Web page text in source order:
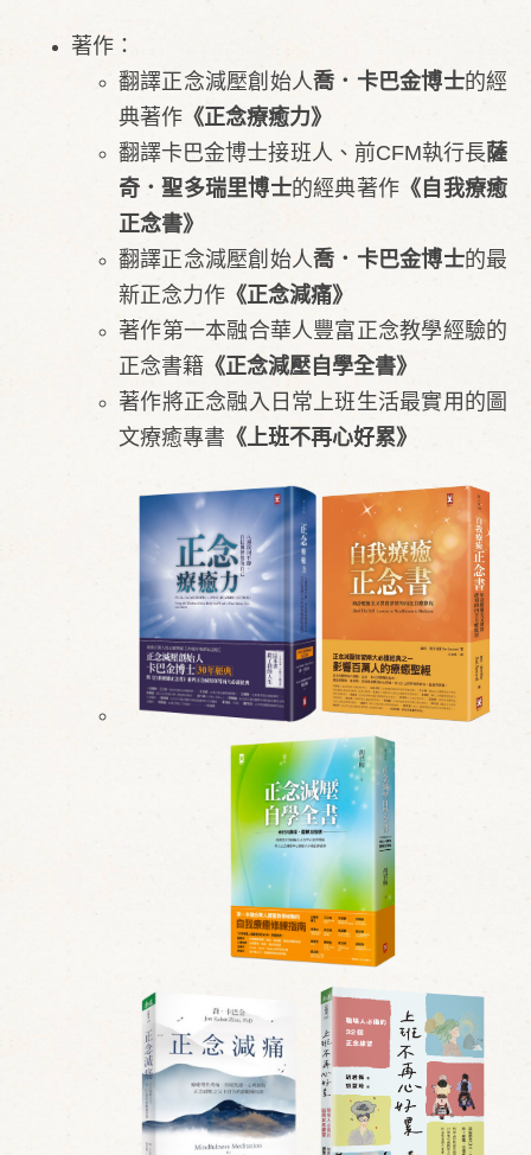
著作：
翻譯正念減壓創始人喬．卡巴金博士的經
典著作 《正念療癒力》
翻譯卡巴金博士接班人、前CFM執行長薩
奇．聖多瑞里博士的經典著作 《自我療癒
正念書》
翻譯正念減壓創始人喬．卡巴金博士的最
新正念力作 《正念減痛》
​著作第一本融合華人豐富正念教學經驗的
正念書籍 《正念減壓自學全書》
​著作將正念融入日常上班生活最實用的圖
文療癒專書 《上班不再心好累》